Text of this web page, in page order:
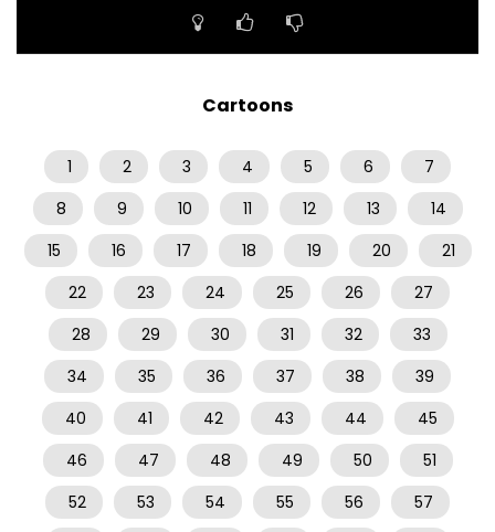
Cartoons
1 2 3 4 5 6
7
8
9 10 11 12 13
14
15
16 17 18 19 20
21
22
23 24 25 26
27
28
29 30 31 32
33
34
35 36 37 38
39
40
41 42 43 44
45
46
47 48 49 50
51
52
53 54 55 56
57